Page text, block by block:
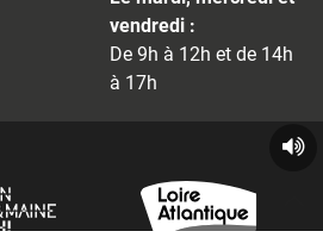
vendredi :
De 9h à 12h et de 14h
à 17h